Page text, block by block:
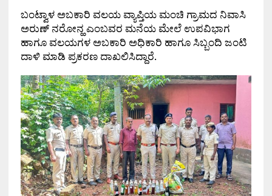
ಬಂಟ್ವಾಳ ಅಬಕಾರಿ ವಲಯ ವ್ಯಾಪ್ತಿಯ ಮಂಚಿ ಗ್ರಾಮದ ನಿವಾಸಿ
ಅರುಣ್ ನರೋನ್ಹ ಎಂಬವರ ಮನೆಯ ಮೇಲೆ ಉಪವಿಭಾಗ
ಹಾಗೂ ವಲಯಗಳ ಅಬಕಾರಿ ಅಧಿಕಾರಿ ಹಾಗೂ ಸಿಬ್ಬಂದಿ ಜಂಟಿ
ದಾಳಿ ಮಾಡಿ ಪ್ರಕರಣ ದಾಖಲಿಸಿದ್ದಾರೆ.